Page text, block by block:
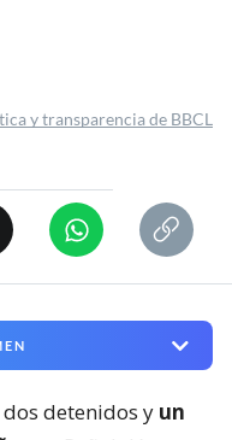
y transparencia de BBCL
detenidos y un